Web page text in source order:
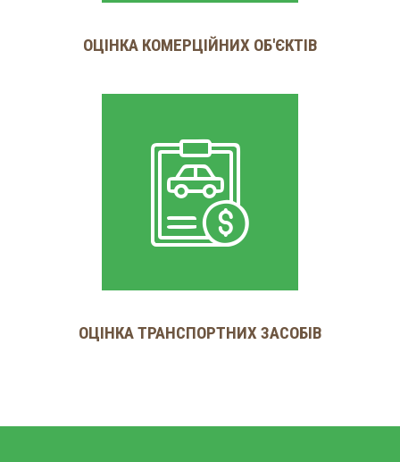
ОЦІНКА КОМЕРЦІЙНИХ ОБ'ЄКТІВ
ОЦІНКА ТРАНСПОРТНИХ ЗАСОБІВ